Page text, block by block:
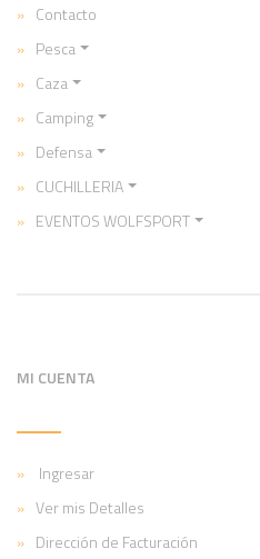
Contacto
Pesca
Caza
Camping
Defensa
CUCHILLERIA
EVENTOS WOLFSPORT
MI CUENTA
Ingresar
Ver mis Detalles
Dirección de Facturación